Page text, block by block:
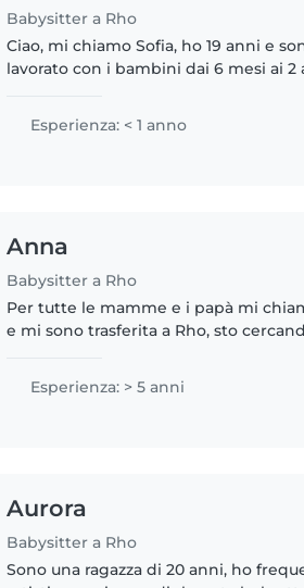
Babysitter a Rho
Ciao, mi chiamo Sofia, ho 19 anni e
lavorato con i bambini dai 6 mesi ai 2
bambini. Se volete..
Esperienza: < 1 anno
Anna
Babysitter a Rho
Per tutte le mamme e i papà mi
e mi sono trasferita a Rho, sto
venerdì eventualmente..
Esperienza: > 5 anni
Aurora
Babysitter a Rho
Sono una ragazza di 20 anni, ho